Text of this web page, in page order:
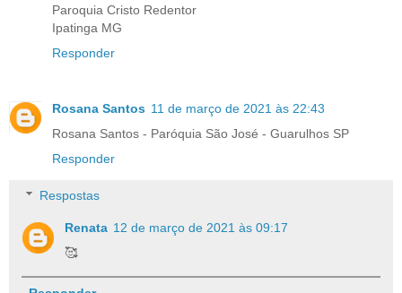
Paroquia Cristo Redentor
Ipatinga MG
Responder
Rosana Santos 11 de março de 2021 às 22:43
Rosana Santos - Paróquia São José - Guarulhos SP
Responder
Respostas
Renata 12 de março de 2021 às 09:17
🥰